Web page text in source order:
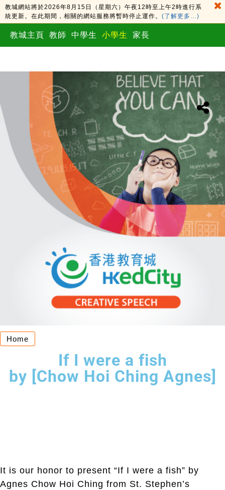
教城網站將於2026年8月15日（星期六）午夜12時至上午2時進行系
統更新。在此期間，相關的網站服務將暫時停止運作。 (了解更多…)
教城主頁 教師 中學生 小學生 家長
Home
If I were a fish
by [Chow Hoi Ching Agnes]
It is our honor to present “If I were a fish” by
Agnes Chow Hoi Ching from St. Stephen’s